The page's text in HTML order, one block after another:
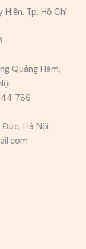
Hiền, Tp. Hồ Chí
Quảng Hàm,
786
Hà Nội